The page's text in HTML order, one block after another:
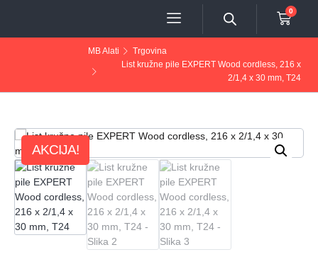
0
MB Alati
Trgovina
List kružne pile EXPERT Wood cordless, 216 x
2/1,4 x 30 mm, T24
AKCIJA!